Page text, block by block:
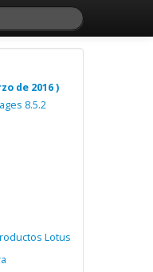
de 2016 )
8.5.2
Lotus